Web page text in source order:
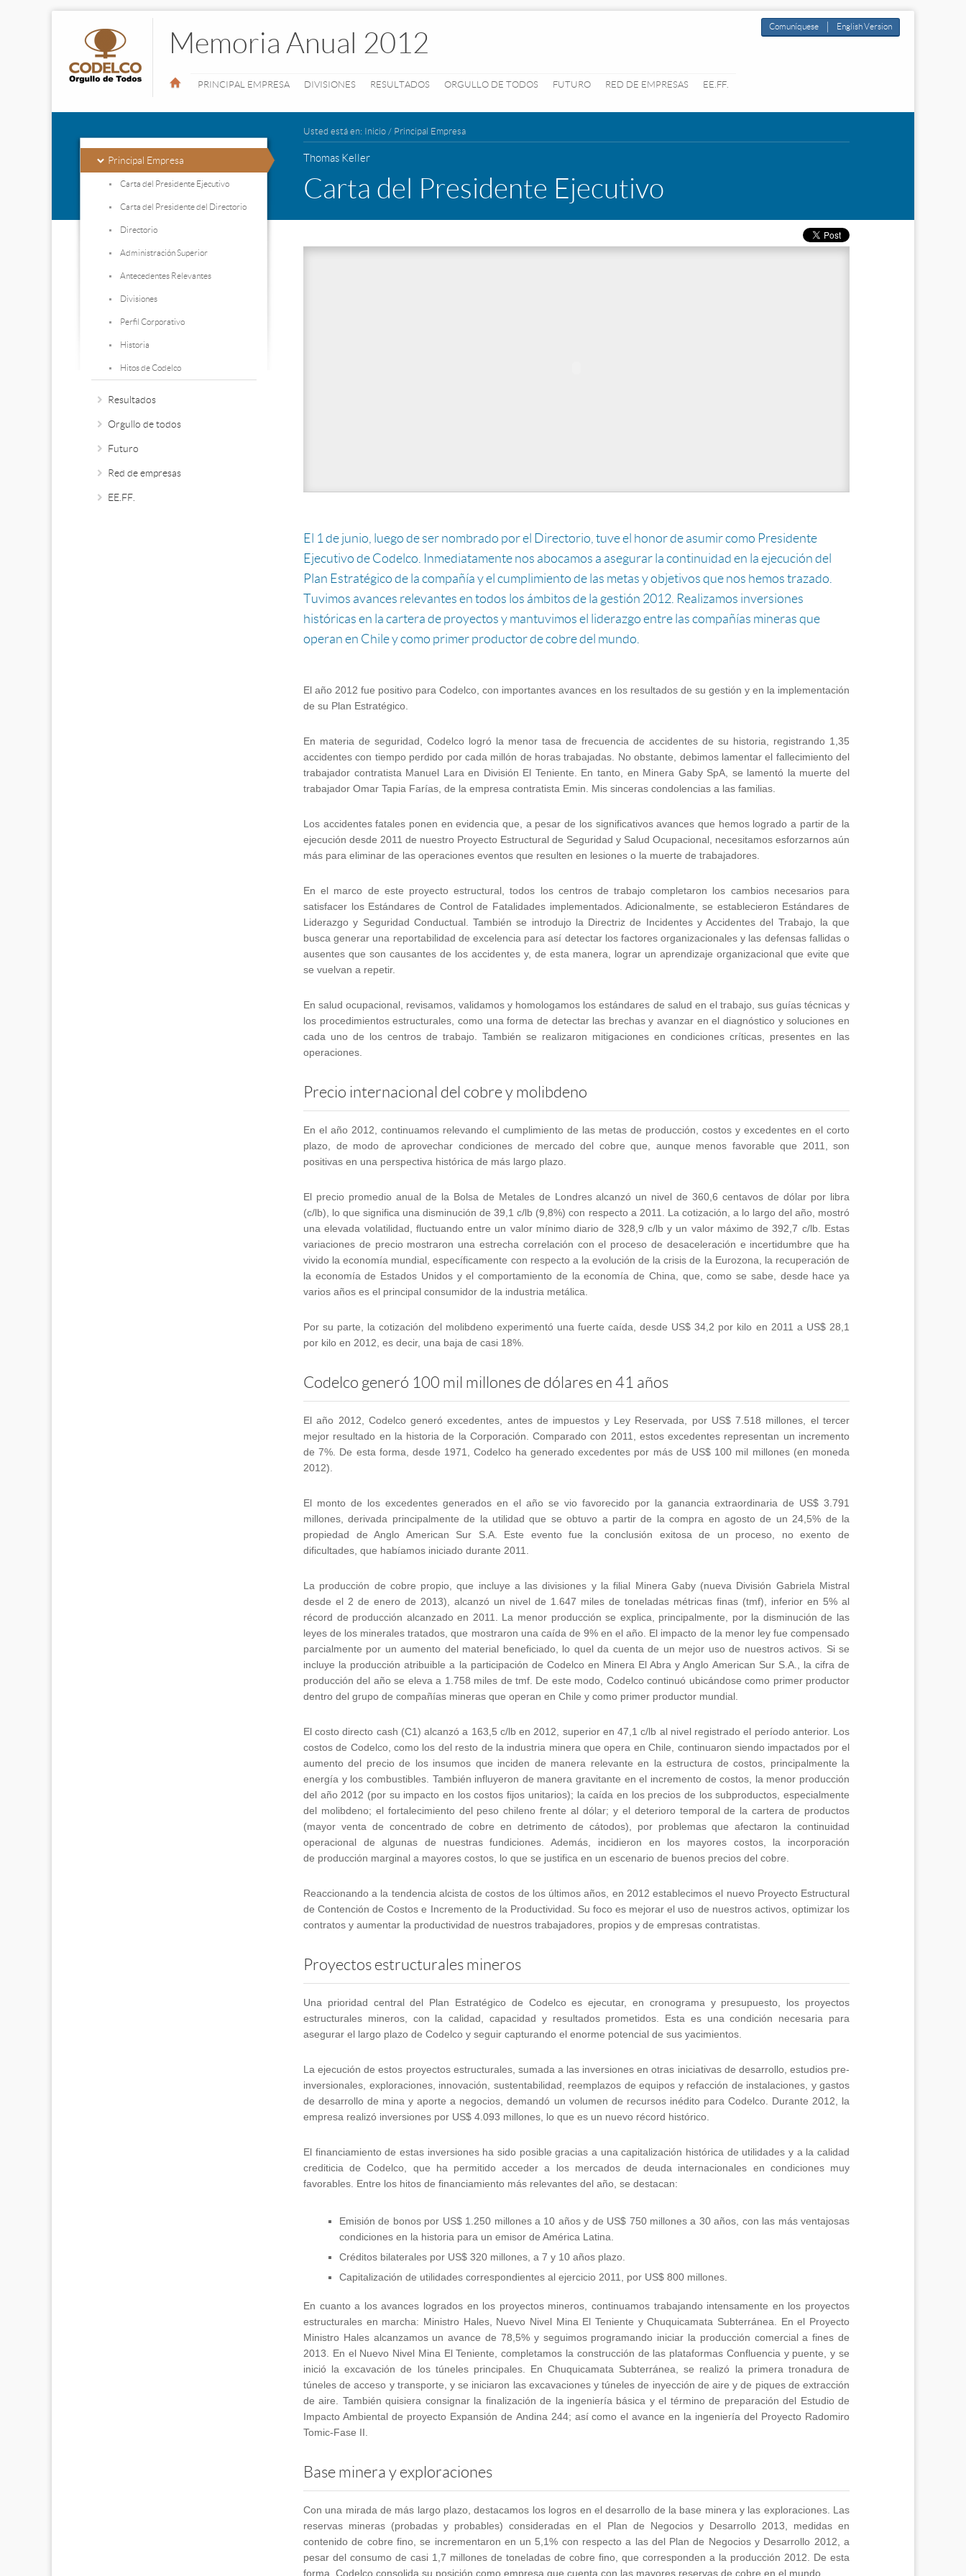
Memoria Anual 2012
Comuníquese English Version
PRINCIPAL EMPRESA DIVISIONES RESULTADOS ORGULLO DE TODOS FUTURO RED DE EMPRESAS EE.FF.
Principal Empresa
Carta del Presidente Ejecutivo
Carta del Presidente del Directorio
Directorio
Administración Superior
Antecedentes Relevantes
Divisiones
Perfil Corporativo
Historia
Hitos de Codelco
Resultados
Orgullo de todos
Futuro
Red de empresas
EE.FF.
Usted está en: Inicio / Principal Empresa
Thomas Keller
Carta del Presidente Ejecutivo
El 1 de junio, luego de ser nombrado por el Directorio, tuve el honor de asumir como Presidente
Ejecutivo de Codelco. Inmediatamente nos abocamos a asegurar la continuidad en la ejecución del
Plan Estratégico de la compañía y el cumplimiento de las metas y objetivos que nos hemos trazado.
Tuvimos avances relevantes en todos los ámbitos de la gestión 2012. Realizamos inversiones
históricas en la cartera de proyectos y mantuvimos el liderazgo entre las compañías mineras que
operan en Chile y como primer productor de cobre del mundo.
El año 2012 fue positivo para Codelco, con importantes avances en los resultados de su gestión y en la implementación
de su Plan Estratégico.
En materia de seguridad, Codelco logró la menor tasa de frecuencia de accidentes de su historia, registrando 1,35
accidentes con tiempo perdido por cada millón de horas trabajadas. No obstante, debimos lamentar el fallecimiento del
trabajador contratista Manuel Lara en División El Teniente. En tanto, en Minera Gaby SpA, se lamentó la muerte del
trabajador Omar Tapia Farías, de la empresa contratista Emin. Mis sinceras condolencias a las familias.
Los accidentes fatales ponen en evidencia que, a pesar de los significativos avances que hemos logrado a partir de la
ejecución desde 2011 de nuestro Proyecto Estructural de Seguridad y Salud Ocupacional, necesitamos esforzarnos aún
más para eliminar de las operaciones eventos que resulten en lesiones o la muerte de trabajadores.
En el marco de este proyecto estructural, todos los centros de trabajo completaron los cambios necesarios para
satisfacer los Estándares de Control de Fatalidades implementados. Adicionalmente, se establecieron Estándares de
Liderazgo y Seguridad Conductual. También se introdujo la Directriz de Incidentes y Accidentes del Trabajo, la que
busca generar una reportabilidad de excelencia para así detectar los factores organizacionales y las defensas fallidas o
ausentes que son causantes de los accidentes y, de esta manera, lograr un aprendizaje organizacional que evite que
se vuelvan a repetir.
En salud ocupacional, revisamos, validamos y homologamos los estándares de salud en el trabajo, sus guías técnicas y
los procedimientos estructurales, como una forma de detectar las brechas y avanzar en el diagnóstico y soluciones en
cada uno de los centros de trabajo. También se realizaron mitigaciones en condiciones críticas, presentes en las
operaciones.
Precio internacional del cobre y molibdeno
En el año 2012, continuamos relevando el cumplimiento de las metas de producción, costos y excedentes en el corto
plazo, de modo de aprovechar condiciones de mercado del cobre que, aunque menos favorable que 2011, son
positivas en una perspectiva histórica de más largo plazo.
El precio promedio anual de la Bolsa de Metales de Londres alcanzó un nivel de 360,6 centavos de dólar por libra
(c/lb), lo que significa una disminución de 39,1 c/lb (9,8%) con respecto a 2011. La cotización, a lo largo del año, mostró
una elevada volatilidad, fluctuando entre un valor mínimo diario de 328,9 c/lb y un valor máximo de 392,7 c/lb. Estas
variaciones de precio mostraron una estrecha correlación con el proceso de desaceleración e incertidumbre que ha
vivido la economía mundial, específicamente con respecto a la evolución de la crisis de la Eurozona, la recuperación de
la economía de Estados Unidos y el comportamiento de la economía de China, que, como se sabe, desde hace ya
varios años es el principal consumidor de la industria metálica.
Por su parte, la cotización del molibdeno experimentó una fuerte caída, desde US$ 34,2 por kilo en 2011 a US$ 28,1
por kilo en 2012, es decir, una baja de casi 18%.
Codelco generó 100 mil millones de dólares en 41 años
El año 2012, Codelco generó excedentes, antes de impuestos y Ley Reservada, por US$ 7.518 millones, el tercer
mejor resultado en la historia de la Corporación. Comparado con 2011, estos excedentes representan un incremento
de 7%. De esta forma, desde 1971, Codelco ha generado excedentes por más de US$ 100 mil millones (en moneda
2012).
El monto de los excedentes generados en el año se vio favorecido por la ganancia extraordinaria de US$ 3.791
millones, derivada principalmente de la utilidad que se obtuvo a partir de la compra en agosto de un 24,5% de la
propiedad de Anglo American Sur S.A. Este evento fue la conclusión exitosa de un proceso, no exento de
dificultades, que habíamos iniciado durante 2011.
La producción de cobre propio, que incluye a las divisiones y la filial Minera Gaby (nueva División Gabriela Mistral
desde el 2 de enero de 2013), alcanzó un nivel de 1.647 miles de toneladas métricas finas (tmf), inferior en 5% al
récord de producción alcanzado en 2011. La menor producción se explica, principalmente, por la disminución de las
leyes de los minerales tratados, que mostraron una caída de 9% en el año. El impacto de la menor ley fue compensado
parcialmente por un aumento del material beneficiado, lo quel da cuenta de un mejor uso de nuestros activos. Si se
incluye la producción atribuible a la participación de Codelco en Minera El Abra y Anglo American Sur S.A., la cifra de
producción del año se eleva a 1.758 miles de tmf. De este modo, Codelco continuó ubicándose como primer productor
dentro del grupo de compañías mineras que operan en Chile y como primer productor mundial.
El costo directo cash (C1) alcanzó a 163,5 c/lb en 2012, superior en 47,1 c/lb al nivel registrado el período anterior. Los
costos de Codelco, como los del resto de la industria minera que opera en Chile, continuaron siendo impactados por el
aumento del precio de los insumos que inciden de manera relevante en la estructura de costos, principalmente la
energía y los combustibles. También influyeron de manera gravitante en el incremento de costos, la menor producción
del año 2012 (por su impacto en los costos fijos unitarios); la caída en los precios de los subproductos, especialmente
del molibdeno; el fortalecimiento del peso chileno frente al dólar; y el deterioro temporal de la cartera de productos
(mayor venta de concentrado de cobre en detrimento de cátodos), por problemas que afectaron la continuidad
operacional de algunas de nuestras fundiciones. Además, incidieron en los mayores costos, la incorporación
de producción marginal a mayores costos, lo que se justifica en un escenario de buenos precios del cobre.
Reaccionando a la tendencia alcista de costos de los últimos años, en 2012 establecimos el nuevo Proyecto Estructural
de Contención de Costos e Incremento de la Productividad. Su foco es mejorar el uso de nuestros activos, optimizar los
contratos y aumentar la productividad de nuestros trabajadores, propios y de empresas contratistas.
Proyectos estructurales mineros
Una prioridad central del Plan Estratégico de Codelco es ejecutar, en cronograma y presupuesto, los proyectos
estructurales mineros, con la calidad, capacidad y resultados prometidos. Esta es una condición necesaria para
asegurar el largo plazo de Codelco y seguir capturando el enorme potencial de sus yacimientos.
La ejecución de estos proyectos estructurales, sumada a las inversiones en otras iniciativas de desarrollo, estudios pre-
inversionales, exploraciones, innovación, sustentabilidad, reemplazos de equipos y refacción de instalaciones, y gastos
de desarrollo de mina y aporte a negocios, demandó un volumen de recursos inédito para Codelco. Durante 2012, la
empresa realizó inversiones por US$ 4.093 millones, lo que es un nuevo récord histórico.
El financiamiento de estas inversiones ha sido posible gracias a una capitalización histórica de utilidades y a la calidad
crediticia de Codelco, que ha permitido acceder a los mercados de deuda internacionales en condiciones muy
favorables. Entre los hitos de financiamiento más relevantes del año, se destacan:
Emisión de bonos por US$ 1.250 millones a 10 años y de US$ 750 millones a 30 años, con las más ventajosas
condiciones en la historia para un emisor de América Latina.
Créditos bilaterales por US$ 320 millones, a 7 y 10 años plazo.
Capitalización de utilidades correspondientes al ejercicio 2011, por US$ 800 millones.
En cuanto a los avances logrados en los proyectos mineros, continuamos trabajando intensamente en los proyectos
estructurales en marcha: Ministro Hales, Nuevo Nivel Mina El Teniente y Chuquicamata Subterránea. En el Proyecto
Ministro Hales alcanzamos un avance de 78,5% y seguimos programando iniciar la producción comercial a fines de
2013. En el Nuevo Nivel Mina El Teniente, completamos la construcción de las plataformas Confluencia y puente, y se
inició la excavación de los túneles principales. En Chuquicamata Subterránea, se realizó la primera tronadura de
túneles de acceso y transporte, y se iniciaron las excavaciones y túneles de inyección de aire y de piques de extracción
de aire. También quisiera consignar la finalización de la ingeniería básica y el término de preparación del Estudio de
Impacto Ambiental de proyecto Expansión de Andina 244; así como el avance en la ingeniería del Proyecto Radomiro
Tomic-Fase II.
Base minera y exploraciones
Con una mirada de más largo plazo, destacamos los logros en el desarrollo de la base minera y las exploraciones. Las
reservas mineras (probadas y probables) consideradas en el Plan de Negocios y Desarrollo 2013, medidas en
contenido de cobre fino, se incrementaron en un 5,1% con respecto a las del Plan de Negocios y Desarrollo 2012, a
pesar del consumo de casi 1,7 millones de toneladas de cobre fino, que corresponden a la producción 2012. De esta
forma, Codelco consolida su posición como empresa que cuenta con las mayores reservas de cobre en el mundo.